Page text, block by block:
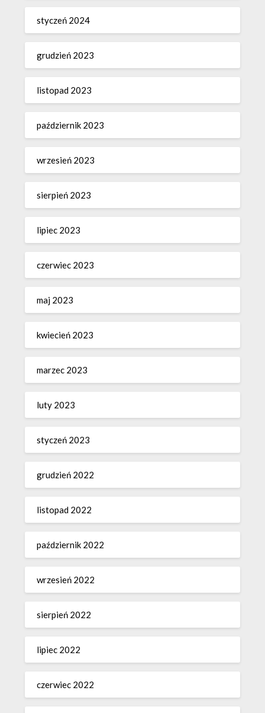
styczeń 2024
grudzień 2023
listopad 2023
październik 2023
wrzesień 2023
sierpień 2023
lipiec 2023
czerwiec 2023
maj 2023
kwiecień 2023
marzec 2023
luty 2023
styczeń 2023
grudzień 2022
listopad 2022
październik 2022
wrzesień 2022
sierpień 2022
lipiec 2022
czerwiec 2022